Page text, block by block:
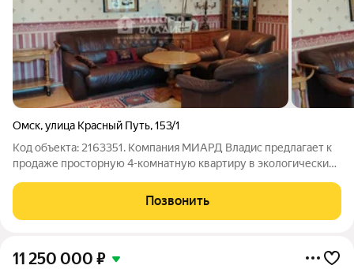
Омск,улица Красный Путь,153/1
Код объекта: 2163351. Компания МИАРД Владис предлагает к
продаже просторную 4-комнатную квартиру в экологически
типовой жилой кирпичный дом, расположенный в шаговой
доступности от сквера
Позвонить
11 250 000 ₽